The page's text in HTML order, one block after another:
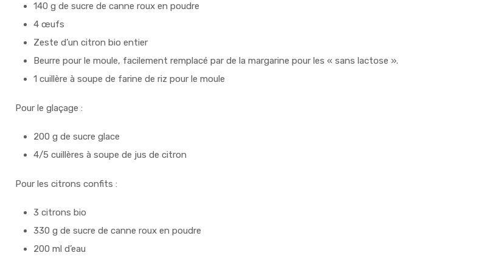
140 g de sucre de canne roux en poudre
4 œufs
Zeste d’un citron bio entier
Beurre pour le moule, facilement remplacé par de la margarine pour les « sans lactose ».
1 cuillère à soupe de farine de riz pour le moule
Pour le glaçage :
200 g de sucre glace
4/5 cuillères à soupe de jus de citron
Pour les citrons confits :
3 citrons bio
330 g de sucre de canne roux en poudre
200 ml d’eau